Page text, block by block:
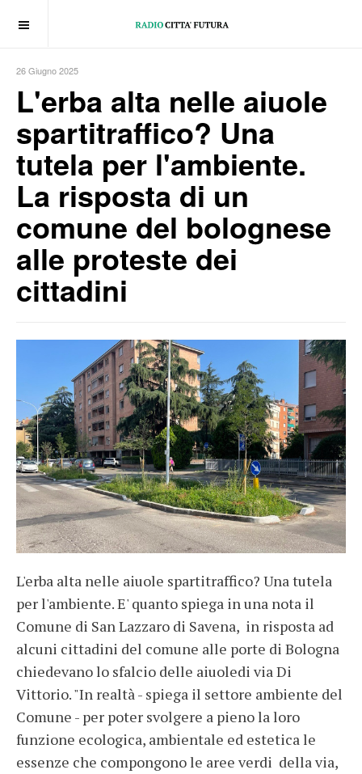
26 Giugno 2025
L'erba alta nelle aiuole
spartitraffico? Una
tutela per l'ambiente.
La risposta di un
comune del bolognese
alle proteste dei
cittadini
L'erba alta nelle aiuole spartitraffico? Una tutela
per l'ambiente. E' quanto spiega in una nota il
Comune di San Lazzaro di Savena, in risposta ad
alcuni cittadini del comune alle porte di Bologna
chiedevano lo sfalcio delle aiuoledi via Di
Vittorio. "In realtà - spiega il settore ambiente del
Comune - per poter svolgere a pieno la loro
funzione ecologica, ambientale ed estetica le
essenze che compongono le aree verdi della via,